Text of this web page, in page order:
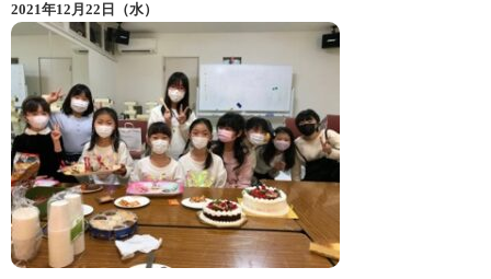
2021年12月22日（水）